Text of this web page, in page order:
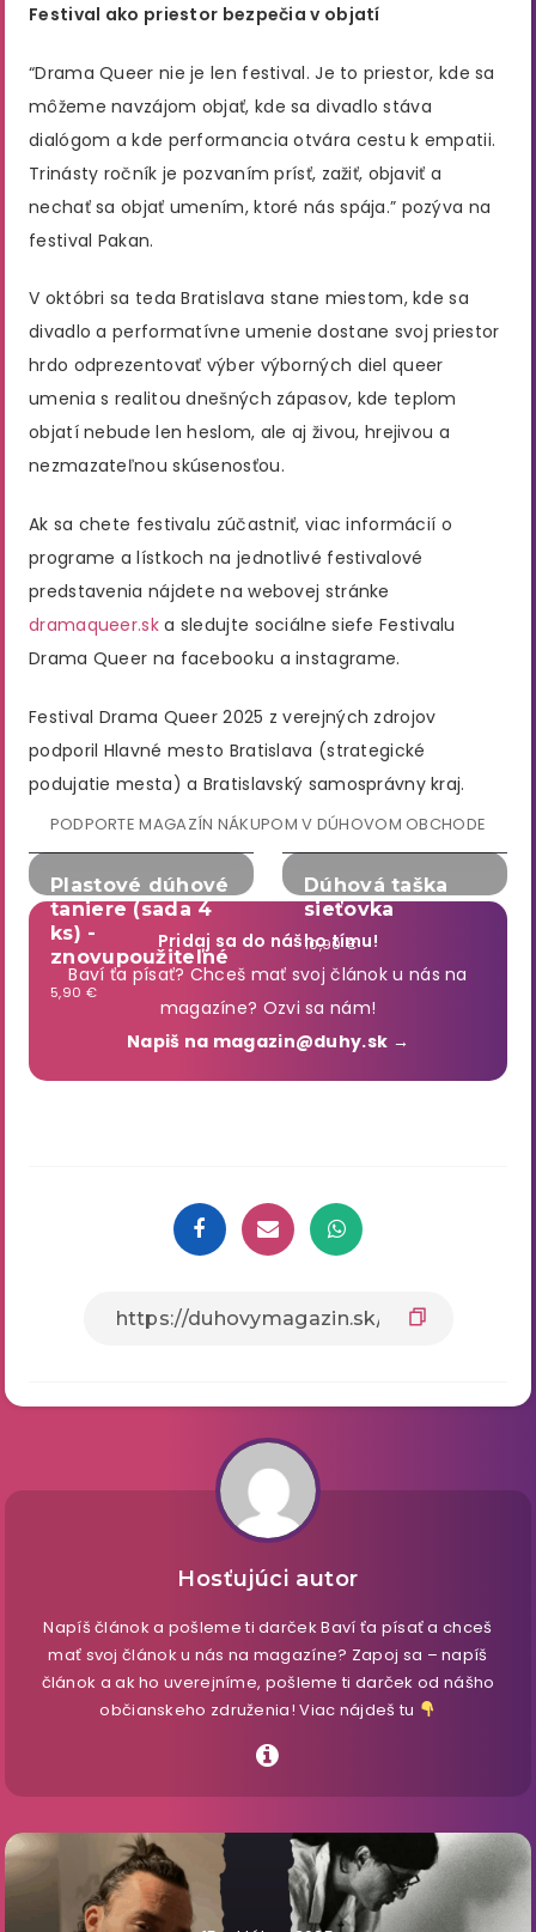
Festival ako priestor bezpečia v objatí
“Drama Queer nie je len festival. Je to priestor, kde sa
môžeme navzájom objať, kde sa divadlo stáva
dialógom a kde performancia otvára cestu k empatii.
Trinásty ročník je pozvaním prísť, zažiť, objaviť a
nechať sa objať umením, ktoré nás spája.” pozýva na
festival Pakan.
V októbri sa teda Bratislava stane miestom, kde sa
divadlo a performatívne umenie dostane svoj priestor
hrdo odprezentovať výber výborných diel queer
umenia s realitou dnešných zápasov, kde teplom
objatí nebude len heslom, ale aj živou, hrejivou a
nezmazateľnou skúsenosťou.
Ak sa chete festivalu zúčastniť, viac informácií o
programe a lístkoch na jednotlivé festivalové
predstavenia nájdete na webovej stránke
dramaqueer.ska sledujte sociálne siefe Festivalu
Drama Queer na facebooku a instagrame.
Festival Drama Queer 2025 z verejných zdrojov
podporil Hlavné mesto Bratislava (strategické
podujatie mesta) a Bratislavský samosprávny kraj.
PODPORTE MAGAZÍN NÁKUPOM V DÚHOVOM OBCHODE
Plastové dúhové
taniere (sada 4
ks) -
znovupoužiteľné
5,90 €
Dúhová taška
sieťovka
10,90 €
Pridaj sa do nášho tímu!
Baví ťa písať? Chceš mať svoj článok u nás na
magazíne? Ozvi sa nám!
Napiš na magazin@duhy.sk →
Hosťujúci autor
Napíš článok a pošleme ti darček Baví ťa písať a chceš
mať svoj článok u nás na magazíne? Zapoj sa – napíš
článok a ak ho uverejníme, pošleme ti darček od nášho
občianskeho združenia! Viac nájdeš tu